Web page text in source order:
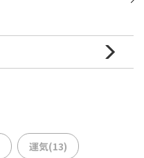
運気(13)